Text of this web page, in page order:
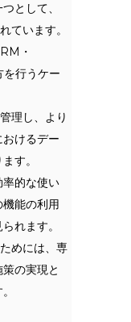
として、
ています。
・
行うケー
理し、より
けるデー
す。
率的な使い
能の利用
れます。
めには、専
の実現と